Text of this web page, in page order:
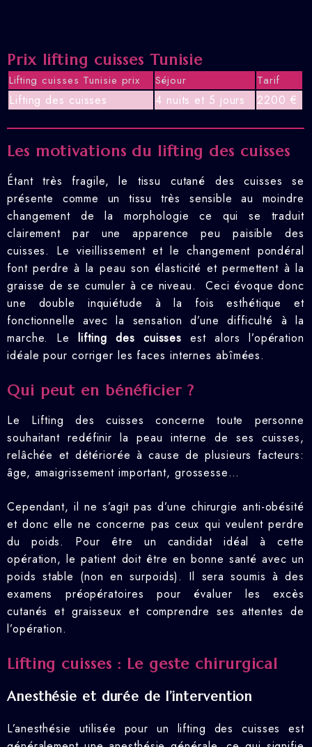
Prix lifting cuisses Tunisie
Lifting cuisses Tunisie prix Séjour Tarif
Lifting des cuisses 4 nuits et 5 jours 2200 €
Les motivations du lifting des cuisses
Étant très fragile, le tissu cutané des cuisses se
présente comme un tissu très sensible au moindre
changement de la morphologie ce qui se traduit
clairement par une apparence peu paisible des
cuisses. Le vieillissement et le changement pondéral
font perdre à la peau son élasticité et permettent à la
graisse de se cumuler à ce niveau. Ceci évoque donc
une double inquiétude à la fois esthétique et
fonctionnelle avec la sensation d’une difficulté à la
marche. Lelifting des cuisses est alors l’opération
idéale pour corriger les faces internes abîmées.
Qui peut en bénéficier ?
Le Lifting des cuisses concerne toute personne
souhaitant redéfinir la peau interne de ses cuisses,
relâchée et détériorée à cause de plusieurs facteurs:
âge, amaigrissement important, grossesse…
Cependant, il ne s’agit pas d’une chirurgie anti-obésité
et donc elle ne concerne pas ceux qui veulent perdre
du poids. Pour être un candidat idéal à cette
opération, le patient doit être en bonne santé avec un
poids stable (non en surpoids). Il sera soumis à des
examens préopératoires pour évaluer les excès
cutanés et graisseux et comprendre ses attentes de
l’opération.
Lifting cuisses : Le geste chirurgical
Anesthésie et durée de l’intervention
L’anesthésie utilisée pour un lifting des cuisses est